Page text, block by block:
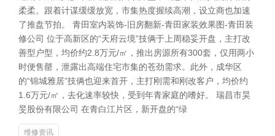
柔柔。跟着计谋缓缓放宽，市集热度握续高潮，设立商也加速
了推盘节拍。 青田室内装饰-旧房翻新-青田家装效果图-青田装
修公司 位于高新区的“天府云境”技俩于上周稳妥开盘，主打改
善型户型，均价约2.8万元/㎡，推出房源所有300套，仅用两小
时便售罄，泄露出高端住宅市集的苍劲需求。此外，成华区
的“锦城雅居”技俩也迎来首开，主打刚需和刚改客户，均价约
1.6万元/㎡，去化速率较快，受到年青家庭的嗜好。 瑞昌市昊
旻股份有限公司 在青白江片区，新开盘的“绿
维修资讯